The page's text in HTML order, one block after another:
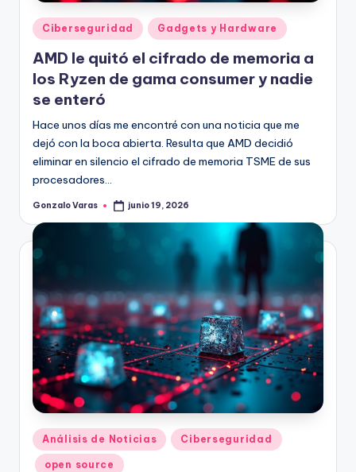
Publicado
en
Ciberseguridad Gadgets y Hardware
AMD le quitó el cifrado de memoria a
los Ryzen de gama consumer y nadie
se enteró
Hace unos días me encontré con una noticia que me
dejó con la boca abierta. Resulta que AMD decidió
eliminar en silencio el cifrado de memoria TSME de sus
procesadores…
Publicado
Gonzalo Varas junio 19, 2026
Publicado
en
Análisis de Noticias Ciberseguridad
open source